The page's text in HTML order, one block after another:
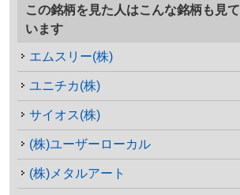
この銘柄を見た人はこんな銘柄も見て
います
エムスリー(株)
ユニチカ(株)
サイオス(株)
(株)ユーザーローカル
(株)メタルアート